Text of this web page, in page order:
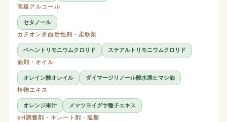
高級アルコール
セタノール
カチオン界面活性剤・柔軟剤
ベヘントリモニウムクロリド
ステアルトリモニウムクロリド
油剤・オイル
オレイン酸オレイル
ダイマージリノール酸水添ヒマシ油
植物エキス
オレンジ果汁
メマツヨイグサ種子エキス
pH調整剤・キレート剤・塩類